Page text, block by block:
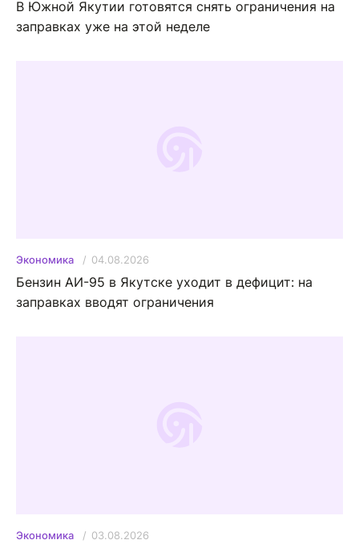
В Южной Якутии готовятся снять ограничения на
заправках уже на этой неделе
Экономика 04.08.2026
Бензин АИ-95 в Якутске уходит в дефицит: на
заправках вводят ограничения
Экономика 03.08.2026